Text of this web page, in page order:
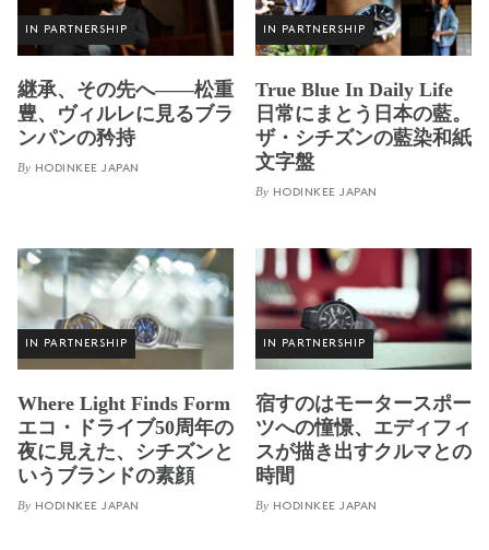
IN PARTNERSHIP
継承、その先へ——松重
豊、ヴィルレに見るブラ
ンパンの矜持
By HODINKEE JAPAN
IN PARTNERSHIP
True Blue In Daily Life
日常にまとう日本の藍。
ザ・シチズンの藍染和紙
文字盤
By HODINKEE JAPAN
IN PARTNERSHIP
Where Light Finds Form
エコ・ドライブ50周年の
夜に見えた、シチズンと
いうブランドの素顔
By HODINKEE JAPAN
IN PARTNERSHIP
宿すのはモータースポー
ツへの憧憬、エディフィ
スが描き出すクルマとの
時間
By HODINKEE JAPAN